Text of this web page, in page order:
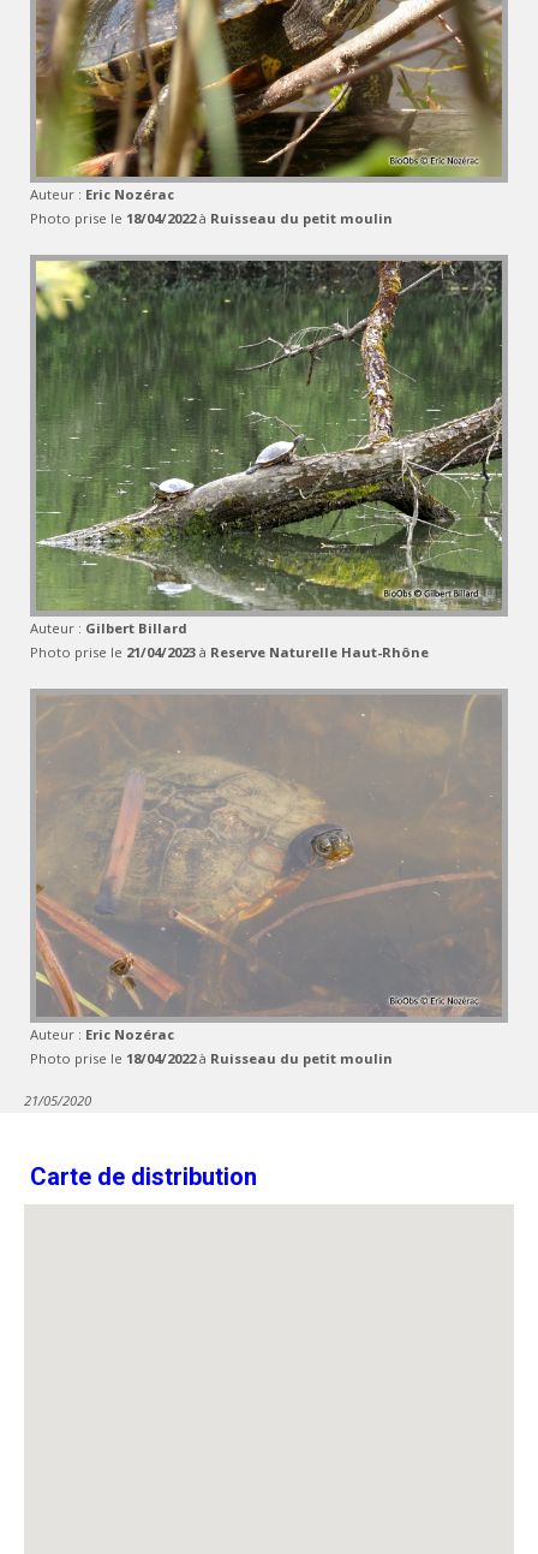
Auteur : Eric Nozérac
Photo prise le 18/04/2022à Ruisseau du petit moulin
Auteur : Gilbert Billard
Photo prise le 21/04/2023 à Reserve Naturelle Haut-Rhône
Auteur : Eric Nozérac
Photo prise le 18/04/2022à Ruisseau du petit moulin
21/05/2020
Carte de distribution